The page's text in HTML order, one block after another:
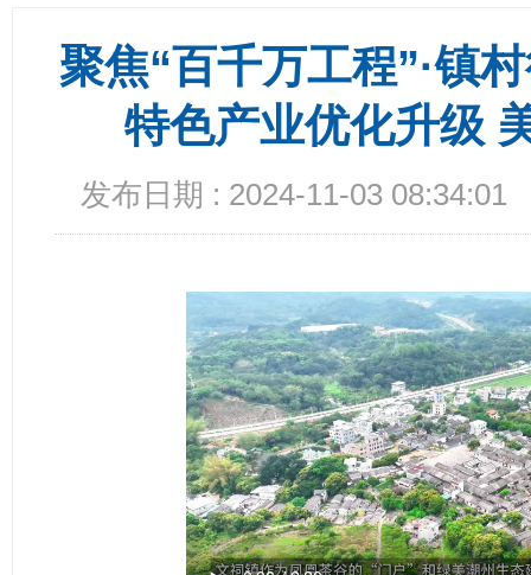
聚焦“百千万工程”·镇
特色产业优化升级
发布日期 : 2024-11-03 08:34:01